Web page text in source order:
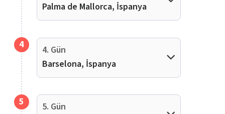
Palma de Mallorca, İspanya
4
4. Gün
Barselona, İspanya
5
5. Gün